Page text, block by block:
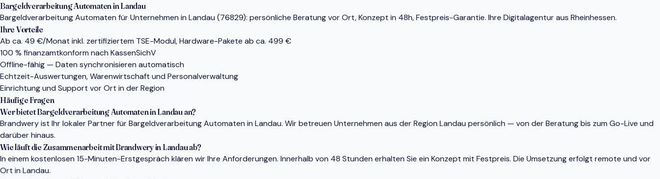
Bargeldverarbeitung Automaten in Landau
Bargeldverarbeitung Automaten für Unternehmen in Landau (76829): persönliche Beratung vor Ort, Konzept in 48h, Festpreis-Garantie. Ihre Digitalagentur aus Rheinhessen.
Ihre Vorteile
Ab ca. 49 €/Monat inkl. zertifiziertem TSE-Modul, Hardware-Pakete ab ca. 499 €
100 % finanzamtkonform nach KassenSichV
Offline-fähig — Daten synchronisieren automatisch
Echtzeit-Auswertungen, Warenwirtschaft und Personalverwaltung
Einrichtung und Support vor Ort in der Region
Häufige Fragen
Wer bietet Bargeldverarbeitung Automaten in Landau an?
Brandwery ist Ihr lokaler Partner für Bargeldverarbeitung Automaten in Landau. Wir betreuen Unternehmen aus der Region Landau persönlich — von der Beratung bis zum Go-Live und
darüber hinaus.
Wie läuft die Zusammenarbeit mit Brandwery in Landau ab?
In einem kostenlosen 15-Minuten-Erstgespräch klären wir Ihre Anforderungen. Innerhalb von 48 Stunden erhalten Sie ein Konzept mit Festpreis. Die Umsetzung erfolgt remote und vor
Ort in Landau.